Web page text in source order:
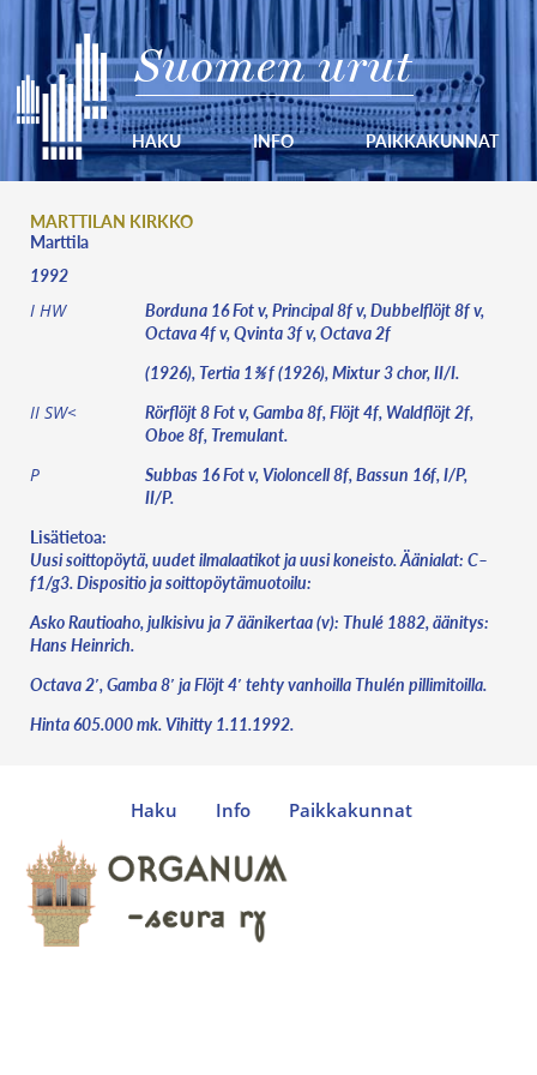
Suomen urut
HAKU INFO PAIKKAKUNNAT
MARTTILAN KIRKKO
Marttila
1992
I HW
Borduna 16 Fot v, Principal 8f v, Dubbelflöjt 8f v,
Octava 4f v, Qvinta 3f v, Octava 2f
(1926), Tertia 1⅗ f (1926), Mixtur 3 chor, II/I.
II SW<
Rörflöjt 8 Fot v, Gamba 8f, Flöjt 4f, Waldflöjt 2f,
Oboe 8f, Tremulant.
P
Subbas 16 Fot v, Violoncell 8f, Bassun 16f, I/P,
II/P.
Lisätietoa:
Uusi soittopöytä, uudet ilmalaatikot ja uusi koneisto. Äänialat: C–
f1/g3. Dispositio ja soittopöytämuotoilu:
Asko Rautioaho, julkisivu ja 7 äänikertaa (v): Thulé 1882, äänitys:
Hans Heinrich.
Octava 2′, Gamba 8′ ja Flöjt 4′ tehty vanhoilla Thulén pillimitoilla.
Hinta 605.000 mk. Vihitty 1.11.1992.
Haku Info Paikkakunnat